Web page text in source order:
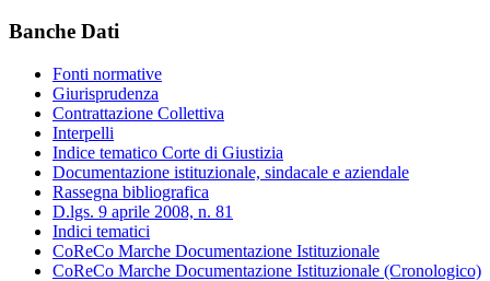
Banche Dati
Fonti normative
Giurisprudenza
Contrattazione Collettiva
Interpelli
Indice tematico Corte di Giustizia
Documentazione istituzionale, sindacale e aziendale
Rassegna bibliografica
D.lgs. 9 aprile 2008, n. 81
Indici tematici
CoReCo Marche Documentazione Istituzionale
CoReCo Marche Documentazione Istituzionale (Cronologico)